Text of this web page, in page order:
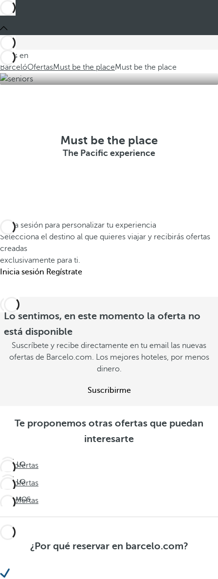
Estás en
BarcelóOfertasMust be the placeMust be the place
Must be the place
The Pacific experience
Inicia sesión para personalizar tu experiencia
Selecciona el destino al que quieres viajar y recibirás ofertas
creadas
exclusivamente para ti.
Inicia sesión Regístrate
Lo sentimos, en este momento la oferta no
está disponible
Suscríbete y recibe directamente en tu email las nuevas
ofertas de Barcelo.com. Los mejores hoteles, por menos
dinero.
Suscribirme
Te proponemos otras ofertas que puedan
interesarte
VIVE LO
Viaja más
allá
Ver ofertas
VIVE LO
Viaja más
allá
Ver ofertas
¡ÚLTIMOS
quedes
Ver ofertas
¿Por qué reservar en barcelo.com?